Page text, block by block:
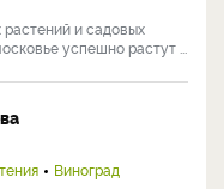
и садовых
успешно растут ...
Виноград